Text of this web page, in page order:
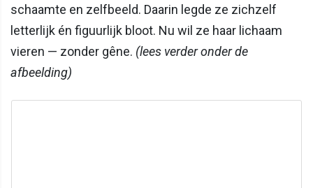
schaamte en zelfbeeld. Daarin legde ze zichzelf
letterlijk én figuurlijk bloot. Nu wil ze haar lichaam
vieren — zonder gêne. (lees verder onder de
afbeelding)